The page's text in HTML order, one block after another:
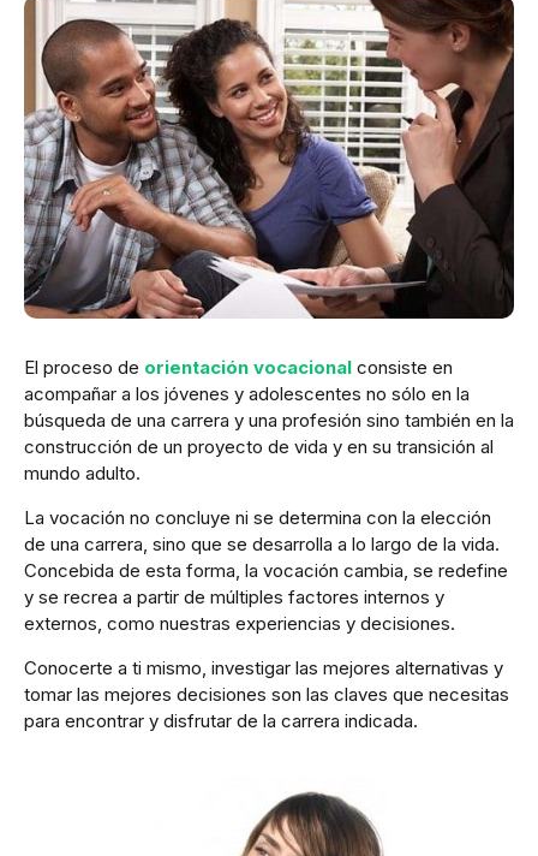
El proceso de orientación vocacional consiste en
acompañar a los jóvenes y adolescentes no sólo en la
búsqueda de una carrera y una profesión sino también en la
construcción de un proyecto de vida y en su transición al
mundo adulto.
La vocación no concluye ni se determina con la elección
de una carrera, sino que se desarrolla a lo largo de la vida.
Concebida de esta forma, la vocación cambia, se redefine
y se recrea a partir de múltiples factores internos y
externos, como nuestras experiencias y decisiones.
Conocerte a ti mismo, investigar las mejores alternativas y
tomar las mejores decisiones son las claves que necesitas
para encontrar y disfrutar de la carrera indicada.